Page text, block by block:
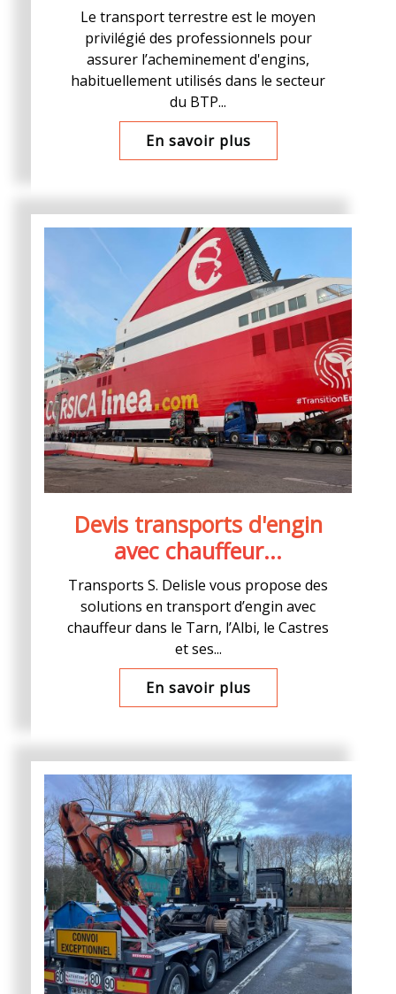
Le transport terrestre est le moyen
privilégié des professionnels pour
assurer l’acheminement d'engins,
habituellement utilisés dans le secteur
du BTP...
En savoir plus
Devis transports d'engin
avec chauffeur...
Transports S. Delisle vous propose des
solutions en transport d’engin avec
chauffeur dans le Tarn, l’Albi, le Castres
et ses...
En savoir plus